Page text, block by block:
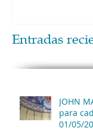
Entradas
JOHN MAIN Silencio
para
01/05/